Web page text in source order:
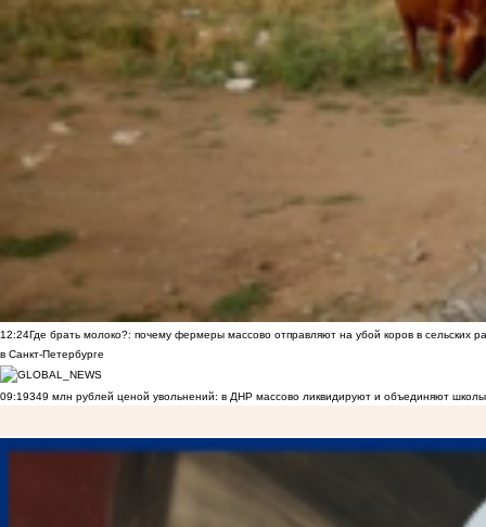
12:24Где брать молоко?: почему фермеры массово отправляют на убой коров в сельских
в Санкт-Петербурге
09:19349 млн рублей ценой увольнений: в ДНР массово ликвидируют и объединяют